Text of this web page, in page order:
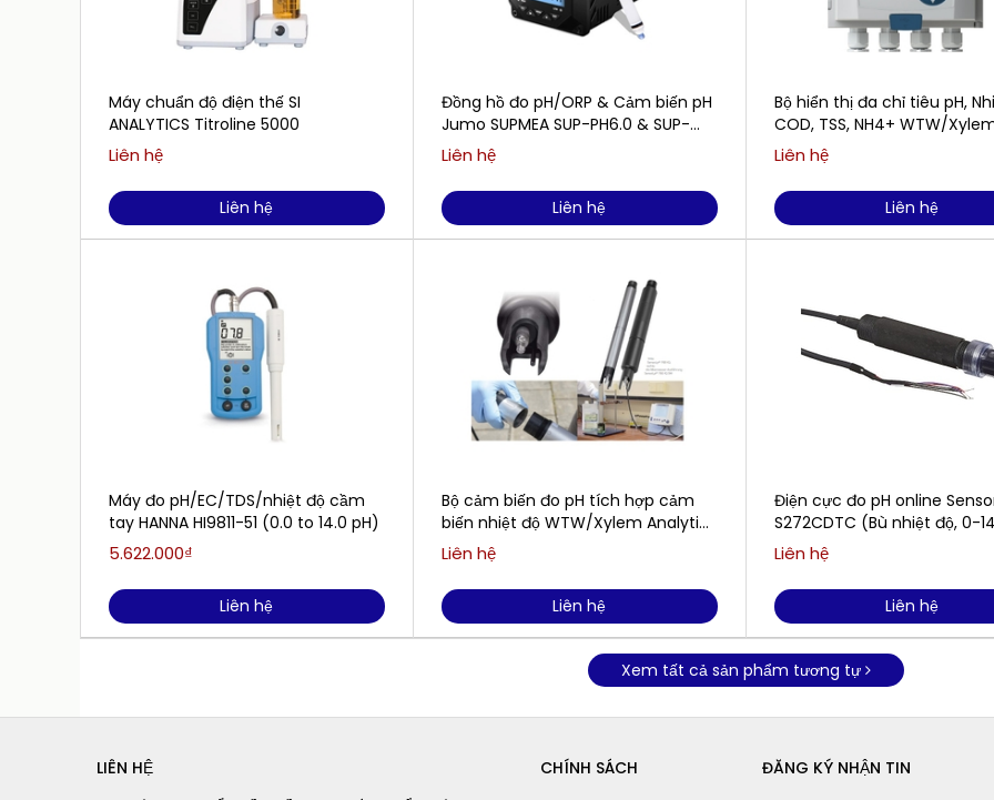
Máy chuẩn độ điện thế SI
ANALYTICS Titroline 5000
Liên hệ
Liên hệ
Máy đo pH/EC/TDS/nhiệt độ cầm
tay HANNA HI9811-51 (0.0 to 14.0 pH)
5.622.000₫
Liên hệ
Đồng hồ đo pH/ORP & Cảm biến pH
Jumo SUPMEA SUP-PH6.0 & SUP-
PH5022
Liên hệ
Liên hệ
Bộ cảm biến đo pH tích hợp cảm
biến nhiệt độ WTW/Xylem Analytics
SensoLyt® 700 IQ
Liên hệ
Liên hệ
Bộ hiển thị đa chỉ tiêu pH,
COD, TSS, NH4+ WTW/
Analytics DIQ/S 284-EF
Liên hệ
Liên hệ
Điện cực đo pH online
S272CDTC (Bù nhiệt độ, 0-
Ngâm hoặc lắp đường ống)
Liên hệ
Liên hệ
Xem tất cả sản phẩm tương tự
LIÊN HỆ
CHÍNH SÁCH
ĐĂNG KÝ NHẬN TIN